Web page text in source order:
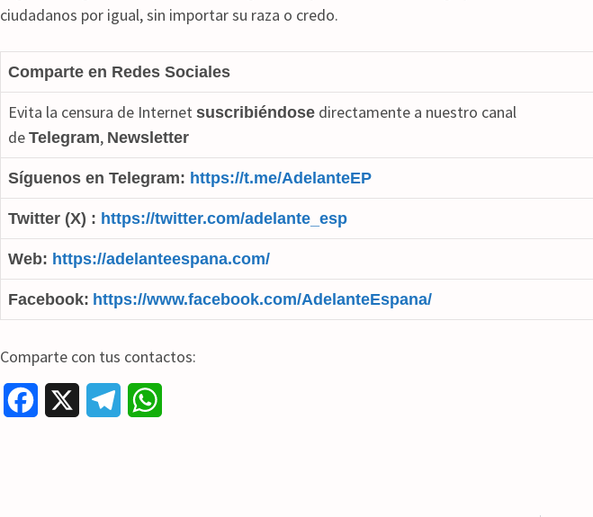
ciudadanos por igual, sin importar su raza o credo.
Comparte en Redes Sociales
Evita la censura de Internet suscribiéndose directamente a nuestro canal
de Telegram, Newsletter
Síguenos en Telegram: https://t.me/AdelanteEP
Twitter (X) : https://twitter.com/adelante_esp
Web: https://adelanteespana.com/
Facebook: https://www.facebook.com/AdelanteEspana/
Comparte con tus contactos: